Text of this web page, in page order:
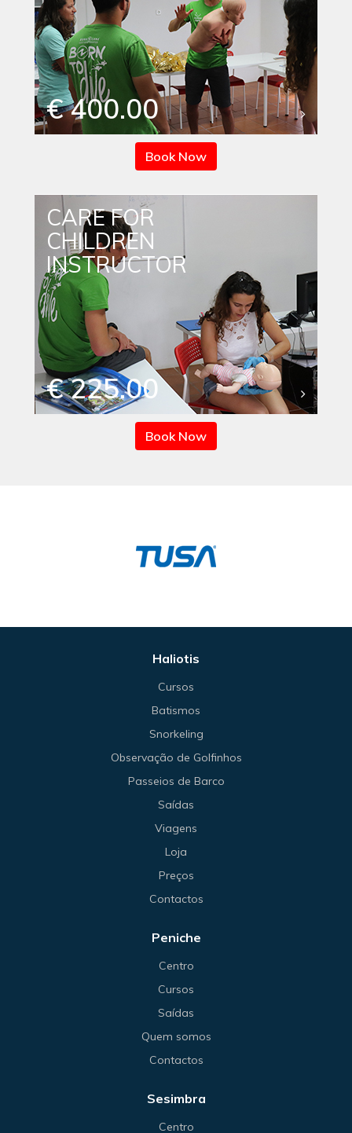
€ 400.00
Book Now
CARE FOR
CHILDREN
INSTRUCTOR
€ 225.00
Book Now
Haliotis
Cursos
Batismos
Snorkeling
Observação de Golfinhos
Passeios de Barco
Saídas
Viagens
Loja
Preços
Contactos
Peniche
Centro
Cursos
Saídas
Quem somos
Contactos
Sesimbra
Centro